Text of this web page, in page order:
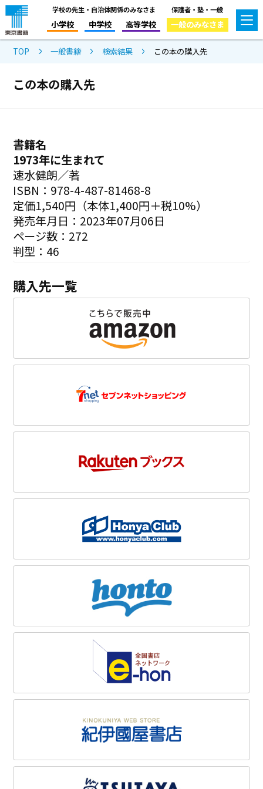
学校の先生・自治体関係のみなさま
小学校 中学校 高等学校
保護者・塾・一般
一般のみなさま
TOP 一般書籍 検索結果 この本の購入先
この本の購入先
書籍名
1973年に生まれて
速水健朗／著
ISBN：978-4-487-81468-8
定価1,540円（本体1,400円＋税10%）
発売年月日：2023年07月06日
ページ数：272
判型：46
購入先一覧